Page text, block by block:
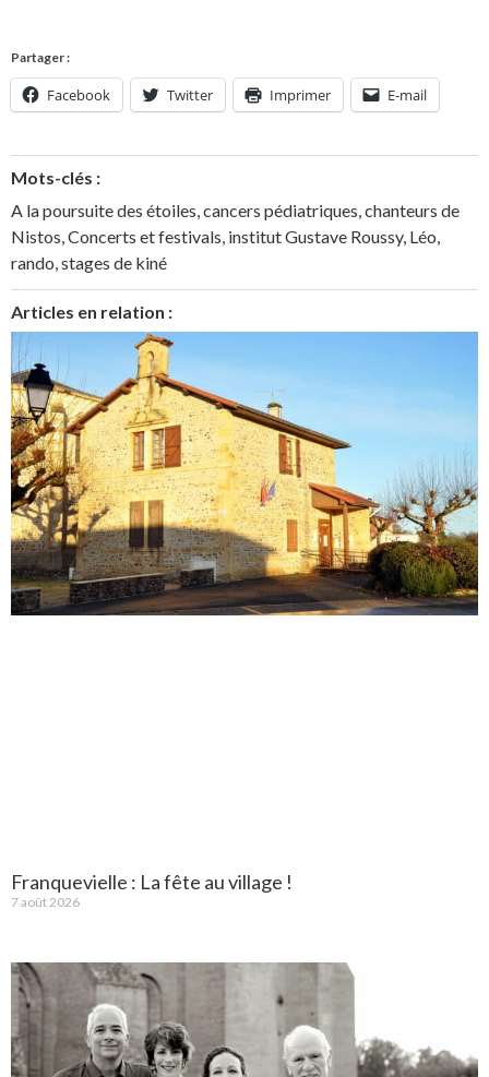
Partager :
Facebook Twitter Imprimer E-mail
Mots-clés :
A la poursuite des étoiles cancers pédiatriques chanteurs de
Nistos Concerts et festivals institut Gustave Roussy, Léo
rando stages de kiné
Articles en relation :
Franquevielle : La fête au village !
7 août 2026